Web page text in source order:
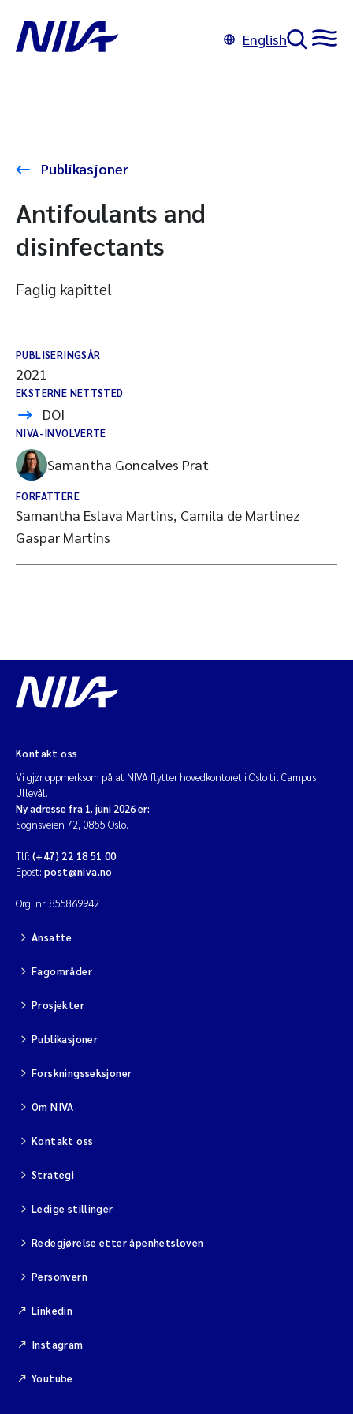
English
Publikasjoner
Antifoulants and
disinfectants
Faglig kapittel
PUBLISERINGSÅR
2021
EKSTERNE NETTSTED
DOI
NIVA-INVOLVERTE
Samantha Goncalves Prat
FORFATTERE
Samantha Eslava Martins, Camila de Martinez
Gaspar Martins
Kontakt oss
Vi gjør oppmerksom på at NIVA flytter hovedkontoret i Oslo til Campus
Ullevål.
Ny adresse fra 1. juni 2026 er:
Sognsveien 72, 0855 Oslo.
Tlf: (+47) 22 18 51 00
Epost: post@niva.no
Org. nr: 855869942
Ansatte
Fagområder
Prosjekter
Publikasjoner
Forskningsseksjoner
Om NIVA
Kontakt oss
Strategi
Ledige stillinger
Redegjørelse etter åpenhetsloven
Personvern
Linkedin
Instagram
Youtube